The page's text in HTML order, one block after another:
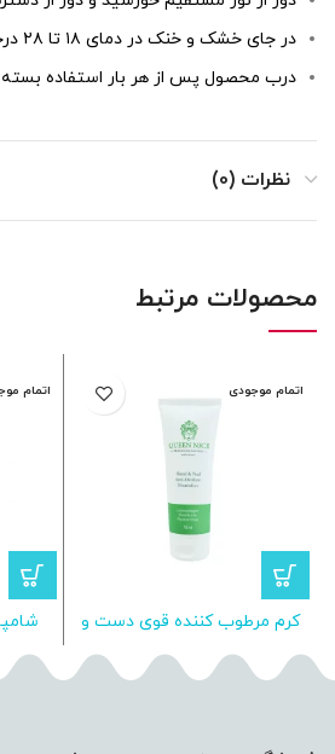
در جای خشک و خنک در دمای ۱۸ تا ۲۸ درجه نگهداری کنید.
درب محصول پس از هر بار استفاده
نظرات (0)
محصولات مرتبط
اتمام موجودی
کرم مرطوب کننده قوی دست و
اتمام